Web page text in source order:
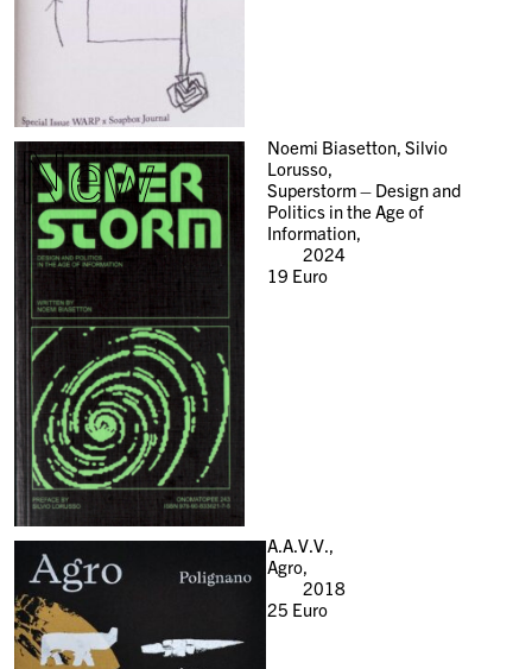
New
Noemi Biasetton, Silvio
Lorusso,
Superstorm – Design and
Politics in the Age of
Information,
2024
19 Euro
A.A.V.V.,
Agro,
2018
25 Euro